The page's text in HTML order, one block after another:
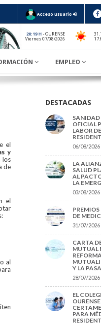
Acceso usuario
20:19 H - OURENSE
Viernes 07/08/2026
EMPLEO
el
y
los
de
el
al
DESTACADAS
SANIDAD
OFICIAL
LABOR
06/08/2026
LA
SALUD
AL
LA
03/08/2026
DE
31/07/2026
CARTA
MUTUAL
Y LA
28/07/2026
EL
PARA